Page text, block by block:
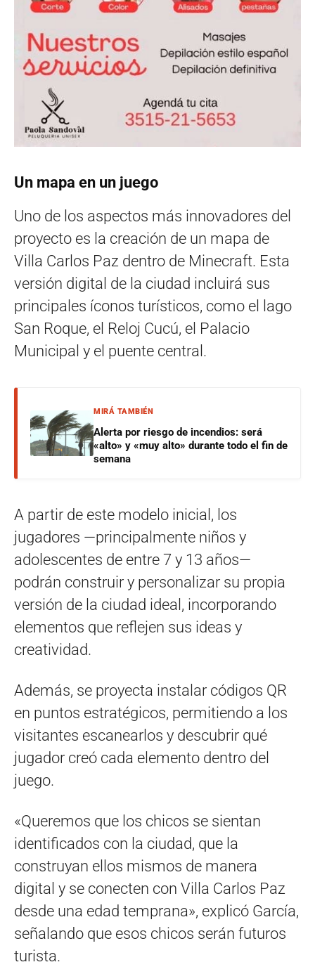
Un mapa en un juego
Uno de los aspectos más innovadores del
proyecto es la creación de un mapa de
Villa Carlos Paz dentro de Minecraft. Esta
versión digital de la ciudad incluirá sus
principales íconos turísticos, como el lago
San Roque, el Reloj Cucú, el Palacio
Municipal y el puente central.
MIRÁ TAMBIÉN
Alerta por riesgo de incendios: será
«alto» y «muy alto» durante todo el fin de
semana
A partir de este modelo inicial, los
jugadores —principalmente niños y
adolescentes de entre 7 y 13 años—
podrán construir y personalizar su propia
versión de la ciudad ideal, incorporando
elementos que reflejen sus ideas y
creatividad.
Además, se proyecta instalar códigos QR
en puntos estratégicos, permitiendo a los
visitantes escanearlos y descubrir qué
jugador creó cada elemento dentro del
juego.
«Queremos que los chicos se sientan
identificados con la ciudad, que la
construyan ellos mismos de manera
digital y se conecten con Villa Carlos Paz
desde una edad temprana», explicó García,
señalando que esos chicos serán futuros
turista.